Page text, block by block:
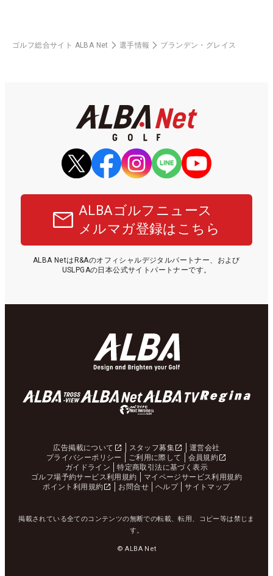
ゴルフ総合サイト ALBA Net 選手情報 ブランデン・グレイス
ALBAゴルフニュース
メルマガ登録はこちら
ALBA NetはR&Aのオフィシャルデジタルパートナー、および
USLPGAの日本公式サイトパートナーです。
広告掲載について スタッフ募集
運営会社
プライバシーポリシー
ご利用に際して
会員規約
ガイドライン
特定商取引法に基づく表示
ゴルフ場予約サービス利用規約
マイページサービス利用規約
ポイント利用規約
お問合せ ヘルプ サイトマップ
掲載されている全てのコンテンツの無断での転載、転用、コピー等は禁じま
す。
© ALBA Net